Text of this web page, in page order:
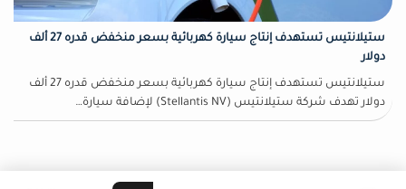
ستيلانتيس تستهدف إنتاج سيارة كهربائية بسعر منخفض قدره 27 ألف
دولار
ستيلانتيس تستهدف إنتاج سيارة كهربائية بسعر منخفض قدره 27 ألف
دولار تهدف شركة ستيلانتيس (Stellantis NV) لإضافة سيارة…